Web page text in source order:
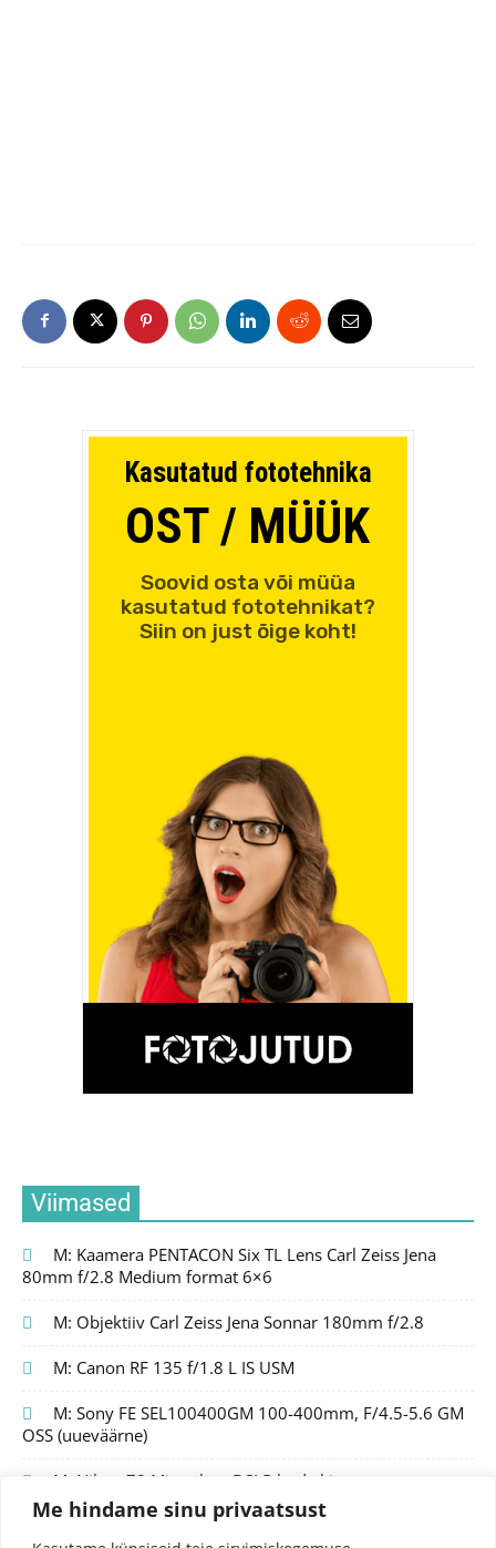
Me hindame sinu privaatsust
Viimased
M: Kaamera PENTACON Six TL Lens Carl Zeiss Jena
80mm f/2.8 Medium format 6×6
M: Objektiiv Carl Zeiss Jena Sonnar 180mm f/2.8
M: Canon RF 135 f/1.8 L IS USM
M: Sony FE SEL100400GM 100-400mm, F/4.5-5.6 GM
OSS (uueväärne)
M: Nikon Z8 Mirrorless DSLR body kit